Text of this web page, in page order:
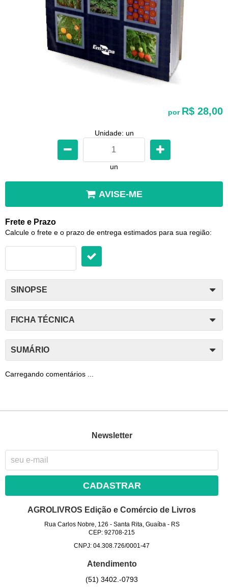
por R$ 28,00
Unidade: un
un
AVISE-ME
Frete e Prazo
Calcule o frete e o prazo de entrega estimados para sua região:
SINOPSE
FICHA TÉCNICA
SUMÁRIO
Carregando comentários ...
Newsletter
CADASTRAR
AGROLIVROS Edição e Comércio de Livros
Rua Carlos Nobre, 126 - Santa Rita, Guaíba- RS
CEP: 92708-215
CNPJ: 04.308.726/0001-47
Atendimento
(51) 3402.-0793